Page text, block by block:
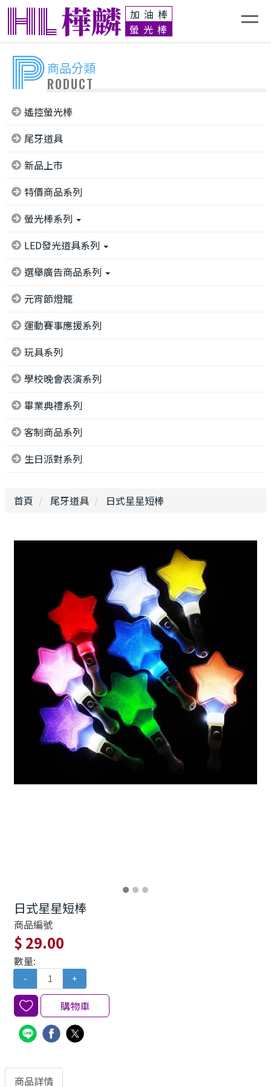
HL樺麟 加油棒
螢光棒
商品分類
PRODUCT
遙控螢光棒
尾牙道具
新品上市
特價商品系列
螢光棒系列
LED發光道具系列
選舉廣告商品系列
元宵節燈籠
運動賽事應援系列
玩具系列
學校晚會表演系列
畢業典禮系列
客制商品系列
生日派對系列
首頁 尾牙道具 日式星星短棒
日式星星短棒
商品編號
$ 29.00
數量:
- +
購物車
商品詳情